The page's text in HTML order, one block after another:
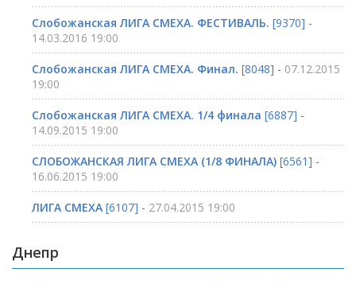
Слобожанская ЛИГА СМЕХА. ФЕСТИВАЛЬ. [9370] -
14.03.2016 19:00
Слобожанская ЛИГА СМЕХА. Финал. [8048] - 07.12.2015
19:00
Слобожанская ЛИГА СМЕХА. 1/4 финала [6887] -
14.09.2015 19:00
СЛОБОЖАНСКАЯ ЛИГА СМЕХА (1/8 ФИНАЛА) [6561] -
16.06.2015 19:00
ЛИГА СМЕХА [6107] - 27.04.2015 19:00
Днепр